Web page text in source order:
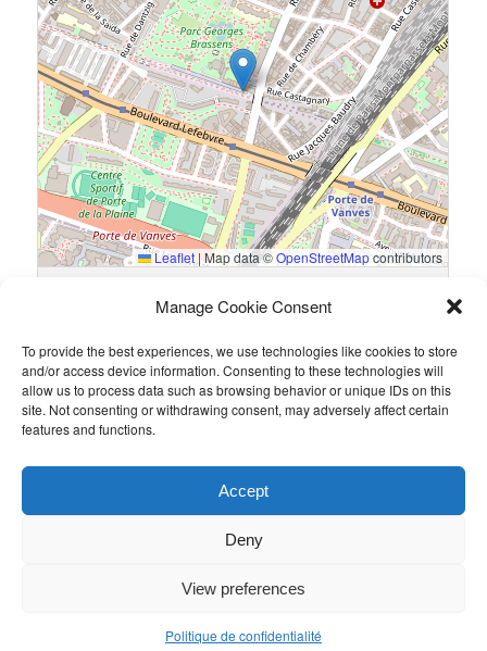
Manage Cookie Consent
To provide the best experiences, we use technologies like cookies to store
and/or access device information. Consenting to these technologies will
allow us to process data such as browsing behavior or unique IDs on this
site. Not consenting or withdrawing consent, may adversely affect certain
features and functions.
Accept
Deny
View preferences
Politique de confidentialité
Leaflet | Map data ©OpenStreetMapcontributors
Résultats
Équipe Goals
Deloitte
EY
0
Ce contenu a été publié parAdmin. Mettez-le en favori avec son
Politique de confidentialité